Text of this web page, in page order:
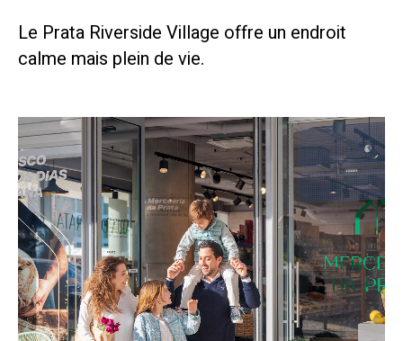
Le Prata Riverside Village offre un endroit
calme mais plein de vie.